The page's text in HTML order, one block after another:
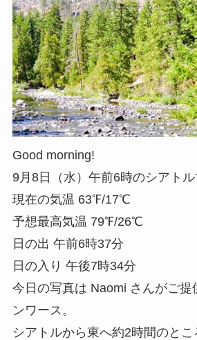
Good morning!
9月8日（水）午前6時のシアトル
現在の気温 63℉/17℃
予想最高気温 79℉/26℃
日の出 午前6時37分
日の入り 午後7時34分
今日の写真は Naomi さんがご提
ンワース。
シアトルから東へ約2時間のと